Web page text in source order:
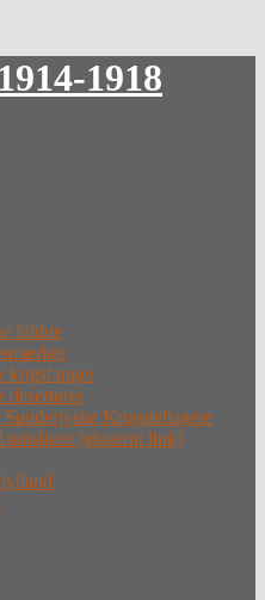
1918
faldne
krigsfanger
desertører
Krigsdeltagere
tabslister (eksternt link)